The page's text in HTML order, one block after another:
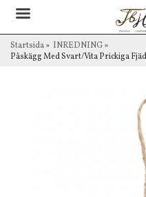
Startsida» INREDNING»
Påskägg Med Svart/Vita Prickiga